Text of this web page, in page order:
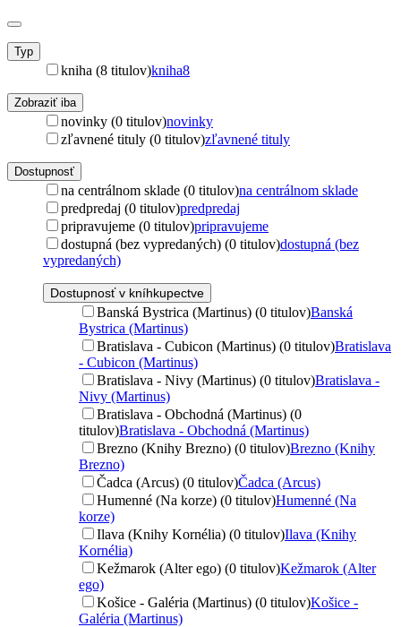
Typ
kniha (8 titulov)kniha8
Zobraziť iba
novinky (0 titulov)novinky
zľavnené tituly (0 titulov)zľavnené tituly
Dostupnosť
na centrálnom sklade (0 titulov)na centrálnom sklade
predpredaj (0 titulov)predpredaj
pripravujeme (0 titulov)pripravujeme
dostupná (bez vypredaných) (0 titulov)dostupná (bez
vypredaných)
Dostupnosť v kníhkupectve
Banská Bystrica (Martinus) (0 titulov)Banská
Bystrica (Martinus)
Bratislava - Cubicon (Martinus) (0 titulov)Bratislava
- Cubicon (Martinus)
Bratislava - Nivy (Martinus) (0 titulov)Bratislava -
Nivy (Martinus)
Bratislava - Obchodná (Martinus) (0
titulov)Bratislava - Obchodná (Martinus)
Brezno (Knihy Brezno) (0 titulov)Brezno (Knihy
Brezno)
Čadca (Arcus) (0 titulov)Čadca (Arcus)
Humenné (Na korze) (0 titulov)Humenné (Na
korze)
Ilava (Knihy Kornélia) (0 titulov)Ilava (Knihy
Kornélia)
Kežmarok (Alter ego) (0 titulov)Kežmarok (Alter
ego)
Košice - Galéria (Martinus) (0 titulov)Košice -
Galéria (Martinus)